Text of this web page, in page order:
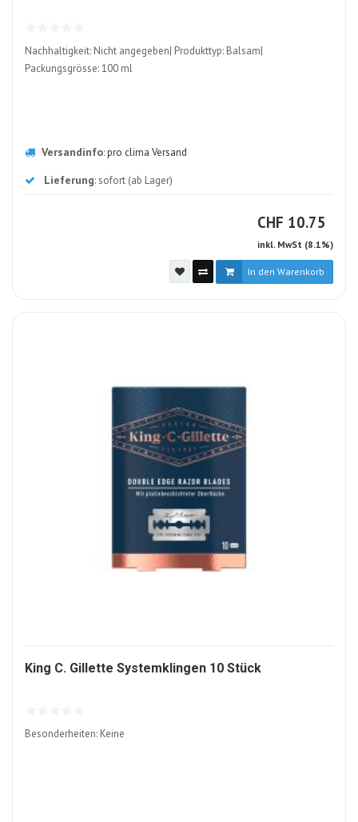
Nachhaltigkeit: Nicht angegeben| Produkttyp: Balsam|
Packungsgrösse: 100 ml
Versandinfo:pro clima Versand
Lieferung: sofort (ab Lager)
CHF CHF
10.75
inkl. MwSt (8.1%)
In den Warenkorb
King C. Gillette Systemklingen 10 Stück1521708-
Besonderheiten: Keine